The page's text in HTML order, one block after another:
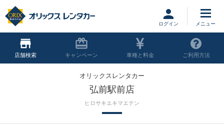
ログイン
店舗 キャンペーン 車種と料金 ご利用方法
オリックスレンタカー
弘前駅前店
ヒロサキエキマエテン